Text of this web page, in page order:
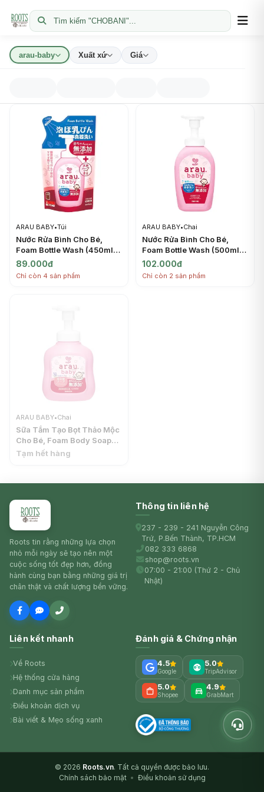
Tìm kiếm "CHOBANI"...
arau-baby Xuất xứ Giá
ARAU BABY•Túi
Nước Rửa Bình Cho Bé,
Foam Bottle Wash (450ml) -
ARAU BABY
89.000đ
Chỉ còn 4 sản phẩm
ARAU BABY•Chai
Nước Rửa Bình Cho Bé,
Foam Bottle Wash (500ml) -
ARAU BABY
102.000đ
Chỉ còn 2 sản phẩm
ARAU BABY•Chai
Sữa Tắm Tạo Bọt Thảo Mộc
Cho Bé, Foam Body Soap
(450ml) - ARAU BABY
Tạm hết hàng
Roots tin rằng những lựa chọn
nhỏ mỗi ngày sẽ tạo nên một
cuộc sống tốt đẹp hơn, đồng
hành cùng bạn bằng những giá trị
chân thật và chất lượng bền vững.
Thông tin liên hệ
237 - 239 - 241 Nguyễn Công
Trứ, P.Bến Thành, TP.HCM
082 333 6868
shop@roots.vn
07:00 - 21:00 (Thứ 2 - Chủ
Nhật)
Liên kết nhanh
Về Roots
Hệ thống cửa hàng
Danh mục sản phẩm
Điều khoản dịch vụ
Bài viết & Mẹo sống xanh
Đánh giá & Chứng nhận
4.5
Google
5.0
TripAdvisor
5.0
Shopee
4.9
GrabMart
© 2026 Roots.vn. Tất cả quyền được bảo lưu.
Chính sách bảo mật • Điều khoản sử dụng